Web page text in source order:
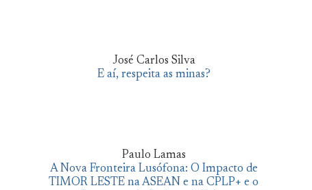
José Carlos Silva
E aí, respeita as minas?
Paulo Lamas
A Nova Fronteira Lusófona: O Impacto de
TIMOR LESTE na ASEAN e na CPLP+ e o